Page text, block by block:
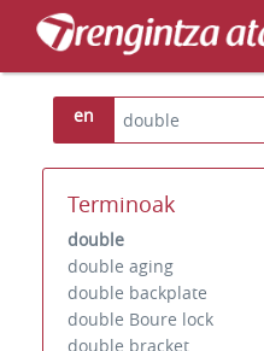
en
Terminoak
double
double aging
double backplate
double Boure lock
double bracket